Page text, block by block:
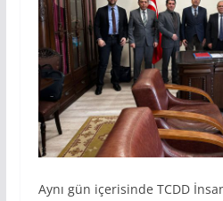
Aynı gün içerisinde TCDD